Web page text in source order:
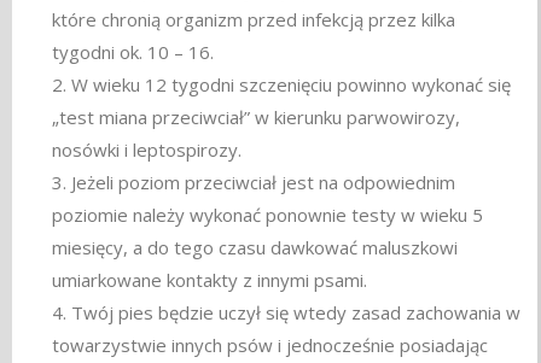
które chronią organizm przed infekcją przez kilka
tygodni ok. 10 – 16.
2. W wieku 12 tygodni szczenięciu powinno wykonać się
„test miana przeciwciał” w kierunku parwowirozy,
nosówki i leptospirozy.
3. Jeżeli poziom przeciwciał jest na odpowiednim
poziomie należy wykonać ponownie testy w wieku 5
miesięcy, a do tego czasu dawkować maluszkowi
umiarkowane kontakty z innymi psami.
4. Twój pies będzie uczył się wtedy zasad zachowania w
towarzystwie innych psów i jednocześnie posiadając